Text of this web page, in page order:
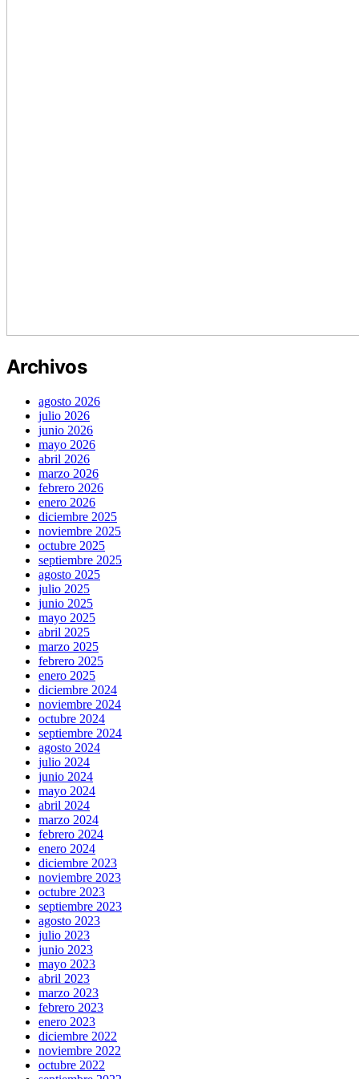
Archivos
agosto 2026
julio 2026
junio 2026
mayo 2026
abril 2026
marzo 2026
febrero 2026
enero 2026
diciembre 2025
noviembre 2025
octubre 2025
septiembre 2025
agosto 2025
julio 2025
junio 2025
mayo 2025
abril 2025
marzo 2025
febrero 2025
enero 2025
diciembre 2024
noviembre 2024
octubre 2024
septiembre 2024
agosto 2024
julio 2024
junio 2024
mayo 2024
abril 2024
marzo 2024
febrero 2024
enero 2024
diciembre 2023
noviembre 2023
octubre 2023
septiembre 2023
agosto 2023
julio 2023
junio 2023
mayo 2023
abril 2023
marzo 2023
febrero 2023
enero 2023
diciembre 2022
noviembre 2022
octubre 2022